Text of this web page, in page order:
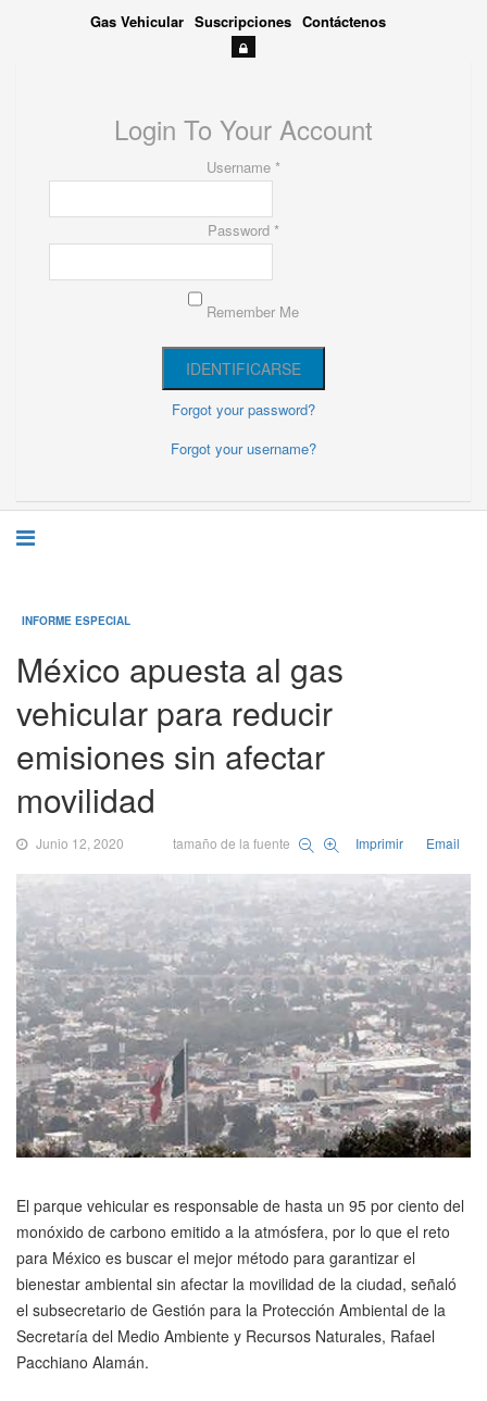
Gas Vehicular Suscripciones Contáctenos
Login To Your Account
Username *
Password *
Remember Me
Forgot your password?
Forgot your username?
INFORME ESPECIAL
México apuesta al gas
vehicular para reducir
emisiones sin afectar
movilidad
Junio 12, 2020 tamaño de la fuente Imprimir Email
El parque vehicular es responsable de hasta un 95 por ciento del
monóxido de carbono emitido a la atmósfera, por lo que el reto
para México es buscar el mejor método para garantizar el
bienestar ambiental sin afectar la movilidad de la ciudad, señaló
el subsecretario de Gestión para la Protección Ambiental de la
Secretaría del Medio Ambiente y Recursos Naturales, Rafael
Pacchiano Alamán.